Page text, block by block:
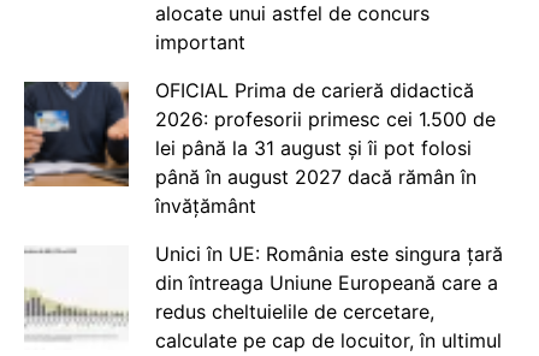
alocate unui astfel de concurs
important
OFICIAL Prima de carieră didactică
2026: profesorii primesc cei 1.500 de
lei până la 31 august și îi pot folosi
până în august 2027 dacă rămân în
învățământ
Unici în UE: România este singura țară
din întreaga Uniune Europeană care a
redus cheltuielile de cercetare,
calculate pe cap de locuitor, în ultimul